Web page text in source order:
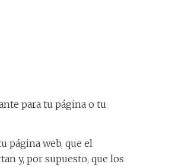
para tu página o tu
página web, que el
y, por supuesto, que los